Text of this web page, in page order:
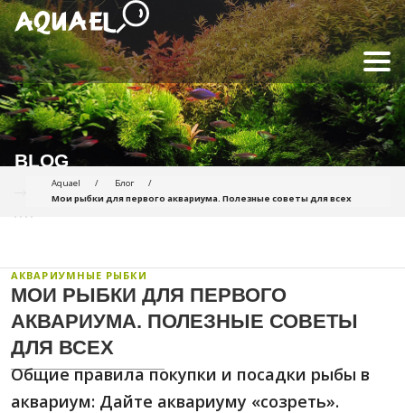
BLOG
Aquael
Блог
Мои рыбки для первого аквариума. Полезные советы для всех
АКВАРИУМНЫЕ РЫБКИ
МОИ РЫБКИ ДЛЯ ПЕРВОГО
АКВАРИУМА. ПОЛЕЗНЫЕ СОВЕТЫ
ДЛЯ ВСЕХ
Общие правила покупки и посадки рыбы в
аквариум: Дайте аквариуму «созреть».